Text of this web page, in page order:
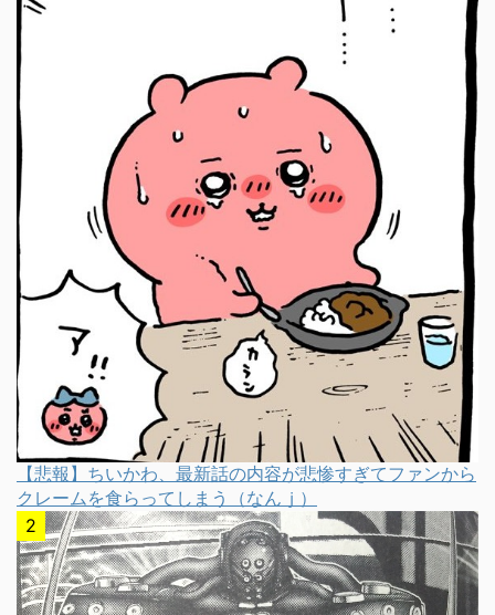
【悲報】ちいかわ、最新話の内容が悲惨すぎてファンから
クレームを食らってしまう（なんｊ）